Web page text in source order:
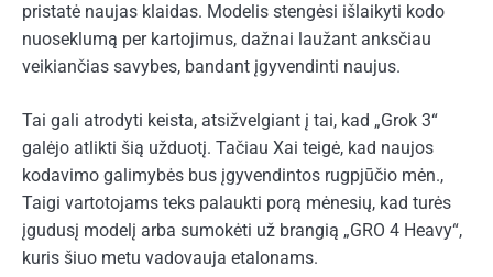
pristatė naujas klaidas. Modelis stengėsi išlaikyti kodo
nuoseklumą per kartojimus, dažnai laužant anksčiau
veikiančias savybes, bandant įgyvendinti naujus.
Tai gali atrodyti keista, atsižvelgiant į tai, kad „Grok 3“
galėjo atlikti šią užduotį. Tačiau Xai teigė, kad naujos
kodavimo galimybės bus įgyvendintos rugpjūčio mėn.,
Taigi vartotojams teks palaukti porą mėnesių, kad turės
įgudusį modelį arba sumokėti už brangią „GRO 4 Heavy“,
kuris šiuo metu vadovauja etalonams.